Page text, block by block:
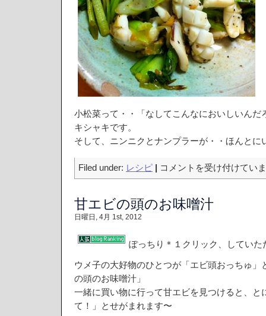
小松菜って・・「なしてこんなにおいしいんだ
キシャキです。
そして、ニンニクとナンプラーが・・ほんとに
Filed under: レシピ
イ
小
松
ナ
ン
プ
炒
め
コメントを受け付けてい
甘エビの頭のお味噌汁
日曜日, 4月 1st, 2012
ぽっちり＊１クリック、してい
ウメ子の大好物のひとつが「エビ頭おっちゅ」
の頭のお味噌汁」
一緒に買い物に行って甘エビを見つけると、と
て！」とせがまれます〜